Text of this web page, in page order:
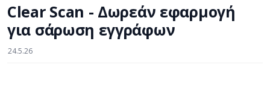
Clear Scan - Δωρεάν εφαρμογή
για σάρωση εγγράφων
24.5.26